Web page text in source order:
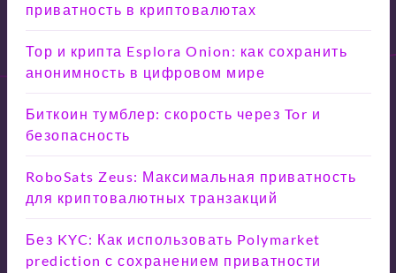
приватность в криптовалютах
Тор и крипта Esplora Onion: как сохранить
анонимность в цифровом мире
Биткоин тумблер: скорость через Tor и
безопасность
RoboSats Zeus: Максимальная приватность
для криптовалютных транзакций
Без KYC: Как использовать Polymarket
prediction с сохранением приватности